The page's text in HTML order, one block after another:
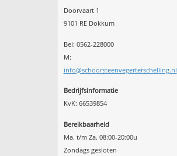
Doorvaart 1
9101 RE Dokkum
Bel: 0562-228000
M:
info@schoorsteenvegerterschelling.nl
Bedrijfsinformatie
KvK: 66539854
Bereikbaarheid
Ma. t/m Za. 08:00-20:00u
Zondags gesloten